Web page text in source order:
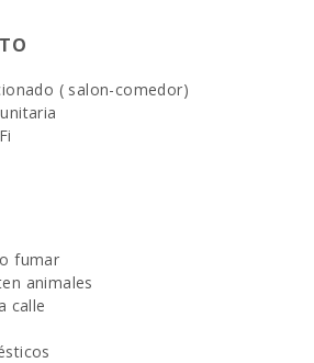
( salon-comedor)
fumar
animales
calle